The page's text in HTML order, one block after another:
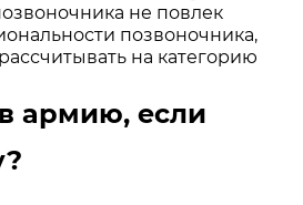
не повлек
позвоночника,
на категорию
армию, если